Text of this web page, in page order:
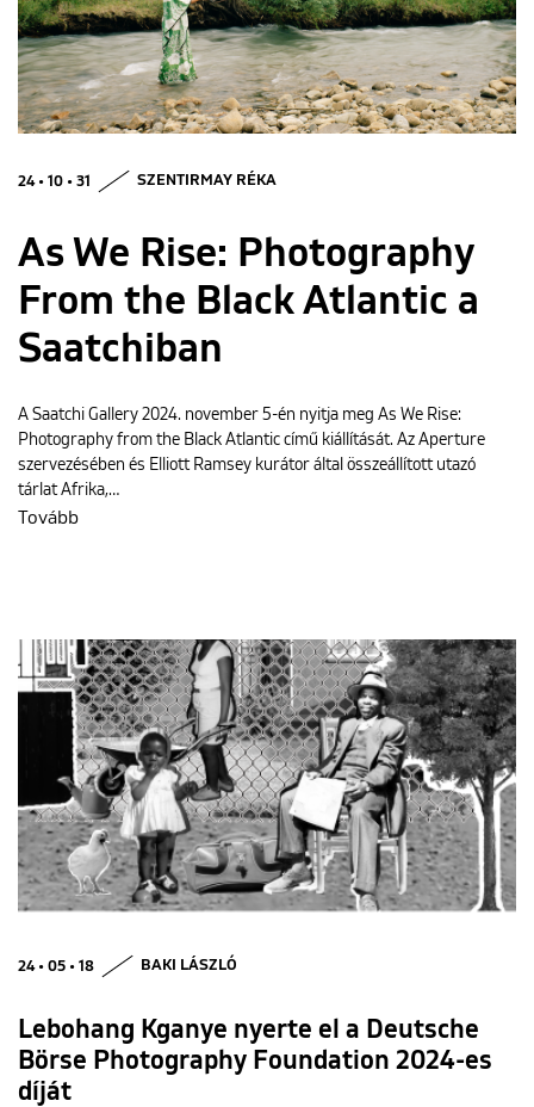
ENGLISH
24 • 10 • 31 SZENTIRMAY RÉKA
As We Rise: Photography
From the Black Atlantic a
Saatchiban
A Saatchi Gallery 2024. november 5-én nyitja meg As We Rise:
Photography from the Black Atlantic című kiállítását. Az Aperture
szervezésében és Elliott Ramsey kurátor által összeállított utazó
tárlat Afrika,…
Tovább
24 • 05 • 18 BAKI LÁSZLÓ
Lebohang Kganye nyerte el a Deutsche
Börse Photography Foundation 2024-es
díját